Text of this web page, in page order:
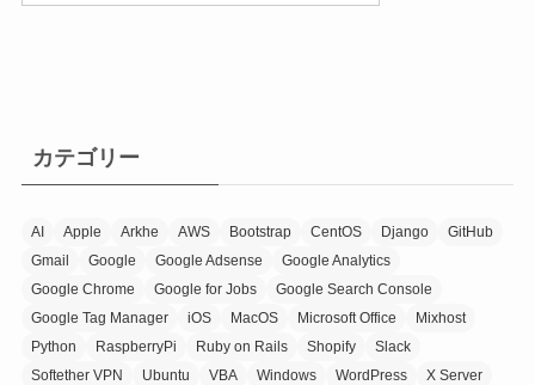
カテゴリー
AI Apple Arkhe AWS Bootstrap CentOS Django
GitHub
Gmail
Google Google Adsense
Google Analytics
Google Chrome
Google for Jobs
Google Search Console
Google Tag Manager
iOS MacOS Microsoft Office
Mixhost
Python
RaspberryPi Ruby on Rails Shopify
Slack
Softether VPN
Ubuntu VBA Windows WordPress
X Server